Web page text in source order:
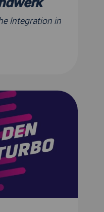
Integration in